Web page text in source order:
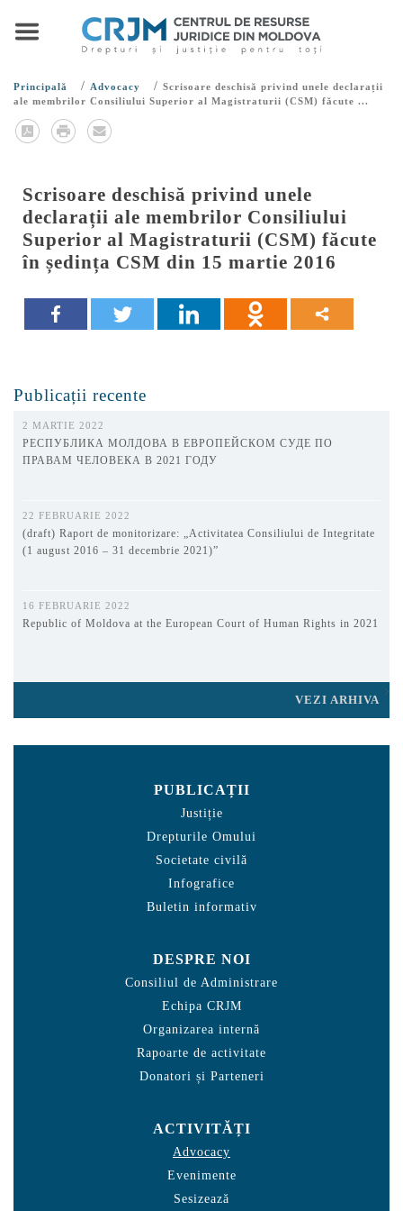
Principală / Advocacy / Scrisoare deschisă privind unele declarații
ale membrilor Consiliului Superior al Magistraturii (CSM) făcute ...
Scrisoare deschisă privind unele
declarații ale membrilor Consiliului
Superior al Magistraturii (CSM) făcute
în ședința CSM din 15 martie 2016
Publicații recente
2 MARTIE 2022
РЕСПУБЛИКА МОЛДОВА В ЕВРОПЕЙСКОМ СУДЕ ПО
ПРАВАМ ЧЕЛОВЕКА В 2021 ГОДУ
22 FEBRUARIE 2022
(draft) Raport de monitorizare: „Activitatea Consiliului de Integritate
(1 august 2016 – 31 decembrie 2021)”
16 FEBRUARIE 2022
Republic of Moldova at the European Court of Human Rights in 2021
VEZI ARHIVA
PUBLICAȚII
Justiție
Drepturile Omului
Societate civilă
Infografice
Buletin informativ
DESPRE NOI
Consiliul de Administrare
Echipa CRJM
Organizarea internă
Rapoarte de activitate
Donatori și Parteneri
ACTIVITĂȚI
Advocacy
Evenimente
Sesizează